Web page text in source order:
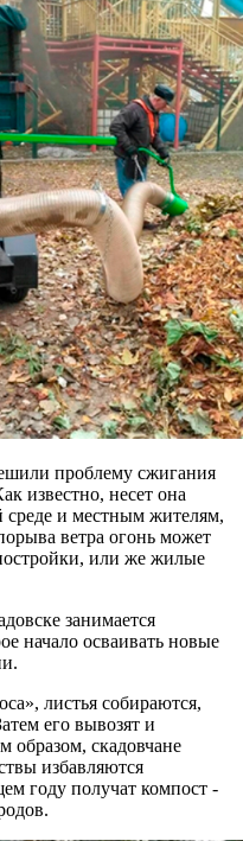
проблему сжигания
известно, несет она
и местным жителям,
ветра огонь может
или же жилые
занимается
начало осваивать новые
листья собираются,
его вывозят и
образом, скадовчане
избавляются
году получат компост -